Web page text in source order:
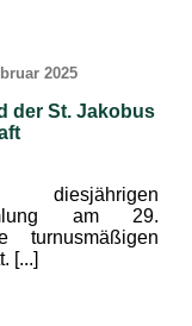
2025
der St. Jakobus
am 29.
turnusmäßigen
[...]